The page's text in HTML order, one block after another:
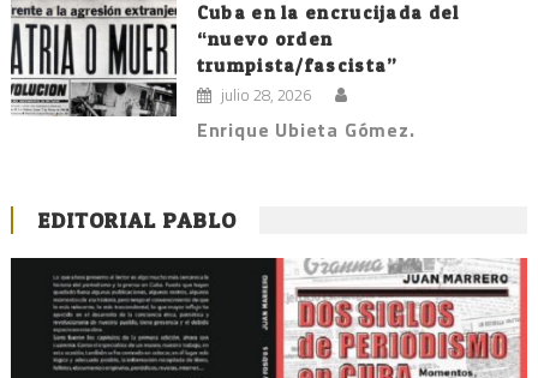
Cuba en la encrucijada del
“nuevo orden
trumpista/fascista”
julio 28, 2026
Enrique Ubieta Gómez.
EDITORIAL PABLO